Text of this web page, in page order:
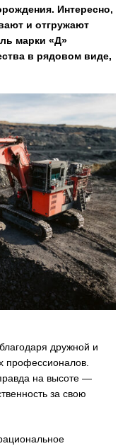
Интересно,
и отгружают
марки «Д»
в рядовом виде,
дружной и
профессионалов.
на высоте —
за свою